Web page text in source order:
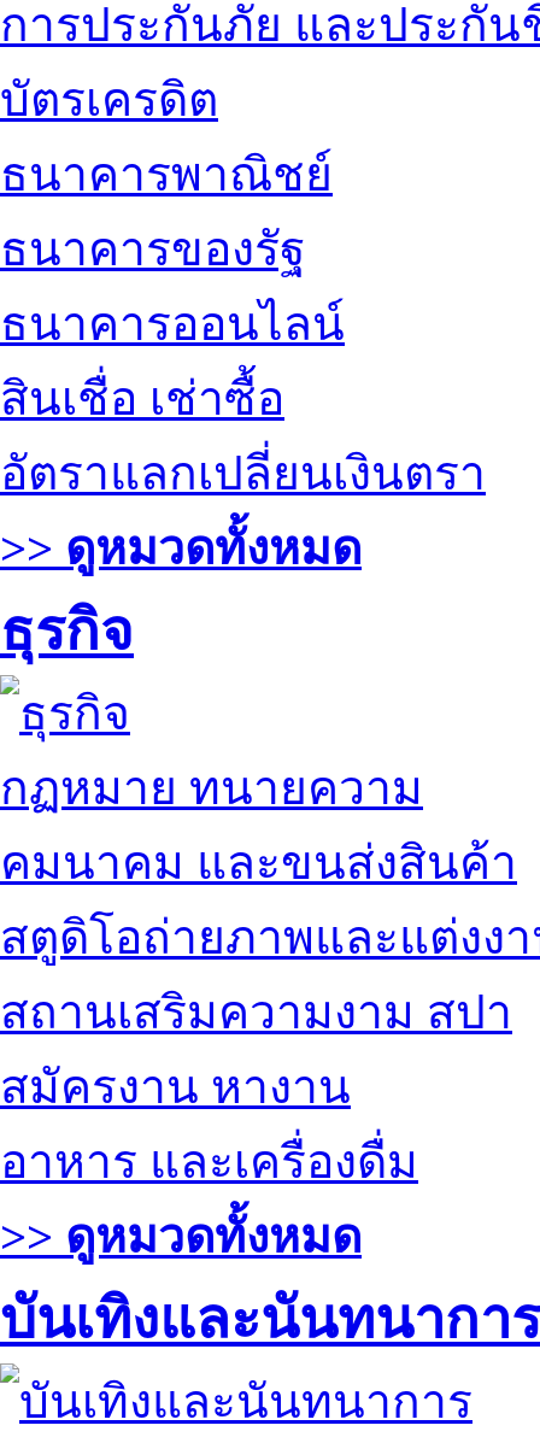
การประกันภัย และประกัน
บัตรเครดิต
ธนาคารพาณิชย์
ธนาคารของรัฐ
ธนาคารออนไลน์
สินเชื่อ เช่าซื้อ
อัตราแลกเปลี่ยนเงินตรา
>> ดูหมวดทั้งหมด
ธุรกิจ
กฏหมาย ทนายความ
คมนาคม และขนส่งสินค้า
สตูดิโอถ่ายภาพและแต่งง
สถานเสริมความงาม สปา
สมัครงาน หางาน
อาหาร และเครื่องดื่ม
>> ดูหมวดทั้งหมด
บันเทิงและนันทนาการ